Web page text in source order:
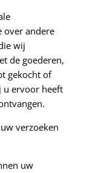
over andere
wij
de goederen,
gekocht of
u ervoor heeft
verzoeken
uw